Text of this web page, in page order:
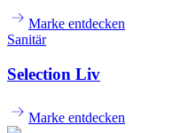
Marke entdecken
Sanitär
Selection Liv
Marke entdecken